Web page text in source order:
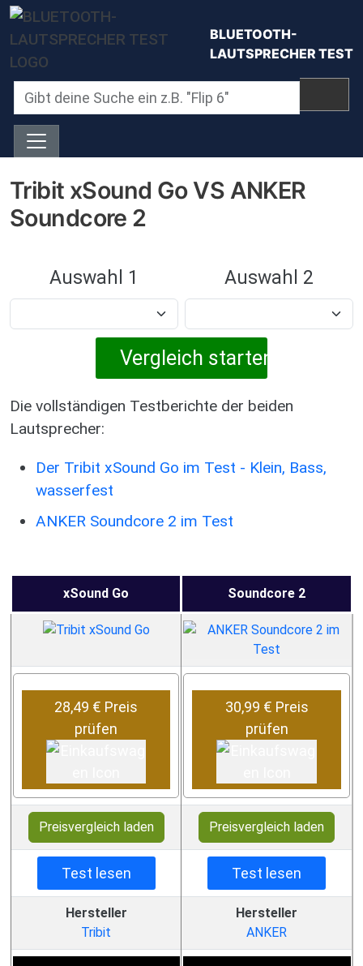
Direkt zum Inhalt
BLUETOOTH-
LAUTSPRECHER TEST
Tribit xSound Go VS ANKER
Soundcore 2
Auswahl 1 Auswahl 2
Die vollständigen Testberichte der beiden
Lautsprecher:
Der Tribit xSound Go im Test - Klein, Bass,
wasserfest
ANKER Soundcore 2 im Test
xSound Go Soundcore 2
28,49 € Preis
prüfen
30,99 € Preis
prüfen
Preisvergleich laden Preisvergleich laden
Test lesen Test lesen
Hersteller
Tribit
Hersteller
ANKER